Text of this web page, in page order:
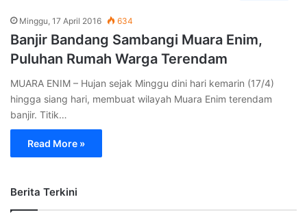
Minggu, 17 April 2016 634
Banjir Bandang Sambangi Muara Enim,
Puluhan Rumah Warga Terendam
MUARA ENIM – Hujan sejak Minggu dini hari kemarin (17/4)
hingga siang hari, membuat wilayah Muara Enim terendam
banjir. Titik…
Read More »
Berita Terkini